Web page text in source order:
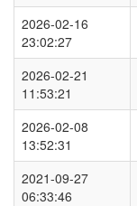
2026-02-16
23:02:27
2026-02-21
11:53:21
2026-02-08
13:52:31
2021-09-27
06:33:46